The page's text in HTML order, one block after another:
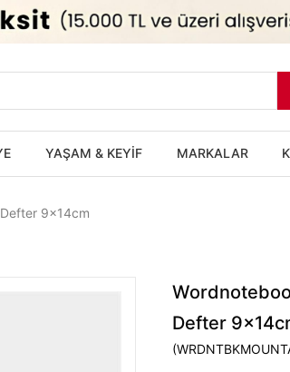
YAŞAM & KEYİF MARKALAR
9x14cm
Defter